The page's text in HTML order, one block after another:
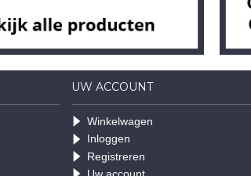
UW ACCOUNT
Winkelwagen
Inloggen
Registreren